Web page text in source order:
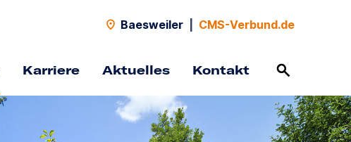
Baesweiler CMS-Verbund.de
Karriere Aktuelles Kontakt